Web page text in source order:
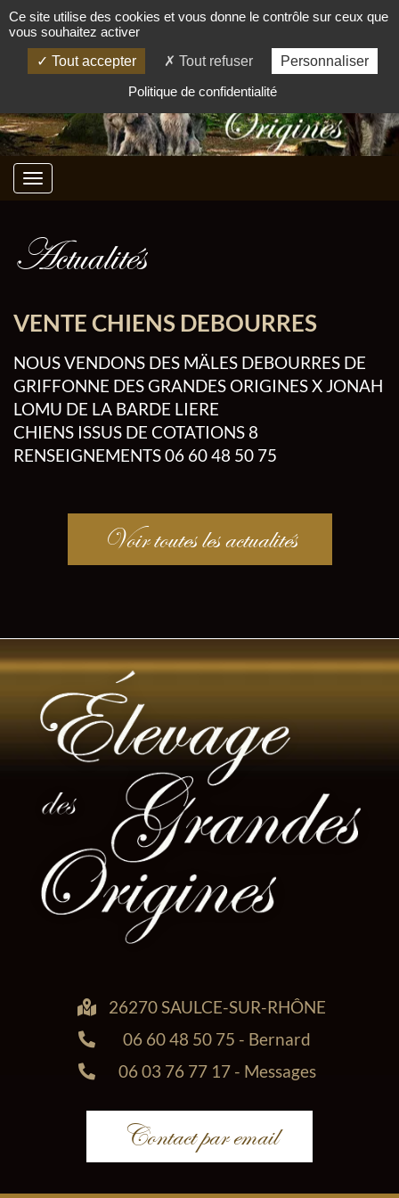
Actualités
VENTE CHIENS DEBOURRES
NOUS VENDONS DES MÄLES DEBOURRES DE
GRIFFONNE DES GRANDES ORIGINES X JONAH
LOMU DE LA BARDE LIERE
CHIENS ISSUS DE COTATIONS 8
RENSEIGNEMENTS 06 60 48 50 75
Voir toutes les actualités
26270 SAULCE-SUR-RHÔNE
06 60 48 50 75 - Bernard
06 03 76 77 17 - Messages
Contact par email
Ce site utilise des cookies et vous donne le contrôle sur ceux que
vous souhaitez activer
Tout accepter
Tout refuser
Personnaliser
Politique de confidentialité